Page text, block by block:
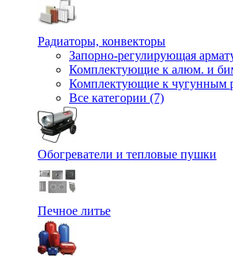
Радиаторы, конвекторы
Запорно-регулирующая
Комплектующие к алюм. и
Комплектующие к чугунным
Все категории (7)
Обогреватели и тепловые пушки
Печное литье